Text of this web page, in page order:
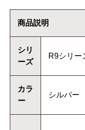
商品説明
シリ
ーズ
R9シリー
カラ
ー
シルバー